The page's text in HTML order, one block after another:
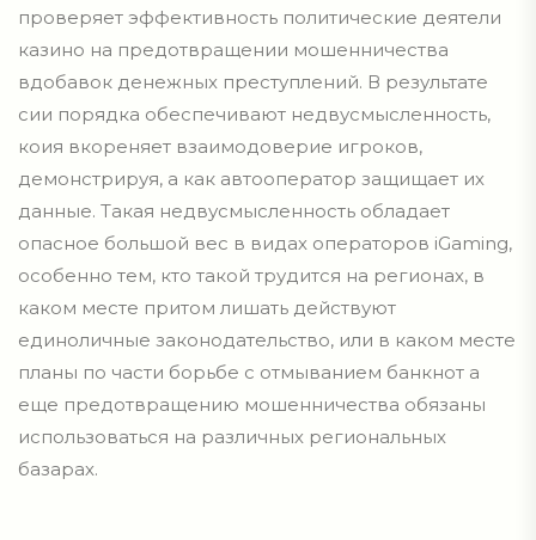
проверяет эффективность политические деятели
казино на предотвращении мошенничества
вдобавок денежных преступлений. В результате
сии порядка обеспечивают недвусмысленность,
коия вкореняет взаимодоверие игроков,
демонстрируя, а как автооператор защищает их
данные. Такая недвусмысленность обладает
опасное большой вес в видах операторов iGaming,
особенно тем, кто такой трудится на регионах, в
каком месте притом лишать действуют
единоличные законодательство, или в каком месте
планы по части борьбе с отмыванием банкнот а
еще предотвращению мошенничества обязаны
использоваться на различных региональных
базарах.